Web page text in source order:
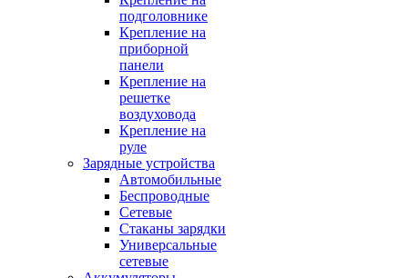
подголовнике
Крепление на
приборной
панели
Крепление на
решетке
воздуховода
Крепление на
руле
Зарядные устройства
Автомобильные
Беспроводные
Сетевые
Стаканы зарядки
Универсальные
сетевые